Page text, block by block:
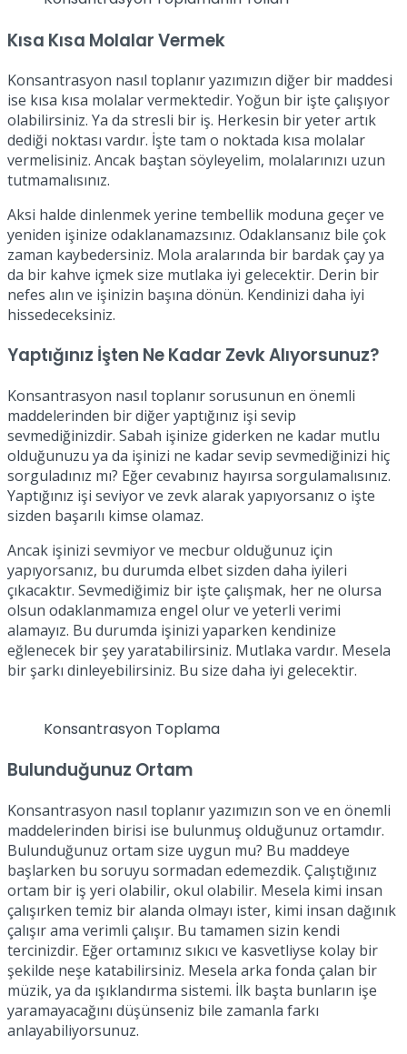
Kısa Kısa Molalar Vermek
Konsantrasyon nasıl toplanır yazımızın diğer bir maddesi
ise kısa kısa molalar vermektedir. Yoğun bir işte çalışıyor
olabilirsiniz. Ya da stresli bir iş. Herkesin bir yeter artık
dediği noktası vardır. İşte tam o noktada kısa molalar
vermelisiniz. Ancak baştan söyleyelim, molalarınızı uzun
tutmamalısınız.
Aksi halde dinlenmek yerine tembellik moduna geçer ve
yeniden işinize odaklanamazsınız. Odaklansanız bile çok
zaman kaybedersiniz. Mola aralarında bir bardak çay ya
da bir kahve içmek size mutlaka iyi gelecektir. Derin bir
nefes alın ve işinizin başına dönün. Kendinizi daha iyi
hissedeceksiniz.
Yaptığınız İşten Ne Kadar Zevk Alıyorsunuz?
Konsantrasyon nasıl toplanır sorusunun en önemli
maddelerinden bir diğer yaptığınız işi sevip
sevmediğinizdir. Sabah işinize giderken ne kadar mutlu
olduğunuzu ya da işinizi ne kadar sevip sevmediğinizi hiç
sorguladınız mı? Eğer cevabınız hayırsa sorgulamalısınız.
Yaptığınız işi seviyor ve zevk alarak yapıyorsanız o işte
sizden başarılı kimse olamaz.
Ancak işinizi sevmiyor ve mecbur olduğunuz için
yapıyorsanız, bu durumda elbet sizden daha iyileri
çıkacaktır. Sevmediğimiz bir işte çalışmak, her ne olursa
olsun odaklanmamıza engel olur ve yeterli verimi
alamayız. Bu durumda işinizi yaparken kendinize
eğlenecek bir şey yaratabilirsiniz. Mutlaka vardır. Mesela
bir şarkı dinleyebilirsiniz. Bu size daha iyi gelecektir.
Konsantrasyon Toplama
Bulunduğunuz Ortam
Konsantrasyon nasıl toplanır yazımızın son ve en önemli
maddelerinden birisi ise bulunmuş olduğunuz ortamdır.
Bulunduğunuz ortam size uygun mu? Bu maddeye
başlarken bu soruyu sormadan edemezdik. Çalıştığınız
ortam bir iş yeri olabilir, okul olabilir. Mesela kimi insan
çalışırken temiz bir alanda olmayı ister, kimi insan dağınık
çalışır ama verimli çalışır. Bu tamamen sizin kendi
tercinizdir. Eğer ortamınız sıkıcı ve kasvetliyse kolay bir
şekilde neşe katabilirsiniz. Mesela arka fonda çalan bir
müzik, ya da ışıklandırma sistemi. İlk başta bunların işe
yaramayacağını düşünseniz bile zamanla farkı
anlayabiliyorsunuz.